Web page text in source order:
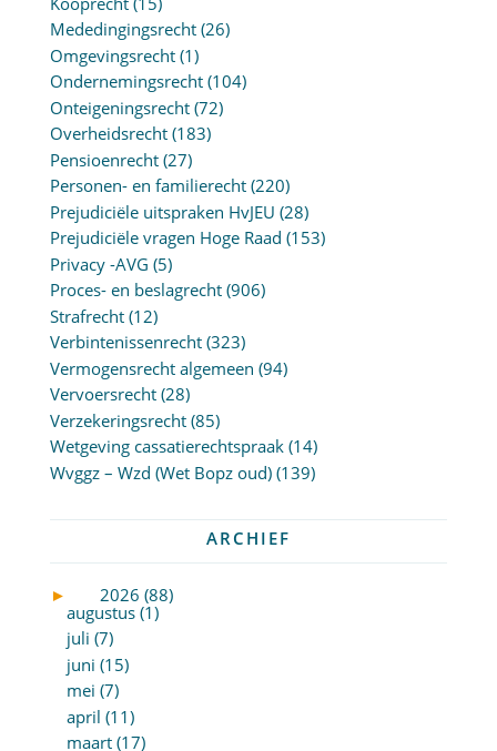
Mededingingsrecht(26)
Omgevingsrecht(1)
Ondernemingsrecht(104)
Onteigeningsrecht(72)
Overheidsrecht(183)
Pensioenrecht(27)
Personen- en familierecht(220)
Prejudiciële uitspraken HvJEU (28)
Prejudiciële vragen Hoge Raad (153)
Privacy -AVG (5)
Proces- en beslagrecht(906)
Strafrecht(12)
Verbintenissenrecht(323)
Vermogensrecht algemeen (94)
Vervoersrecht(28)
Verzekeringsrecht(85)
Wetgeving cassatierechtspraak(14)
Wvggz – Wzd (Wet Bopz oud)(139)
ARCHIEF
►
2026 (88)
augustus (1)
juli (7)
juni (15)
mei (7)
april (11)
maart (17)